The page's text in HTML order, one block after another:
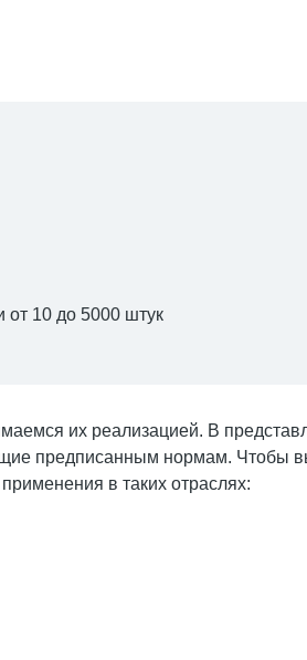
от 10 до 5000 штук
их реализацией. В
предписанным нормам. Чтобы
в таких отраслях: